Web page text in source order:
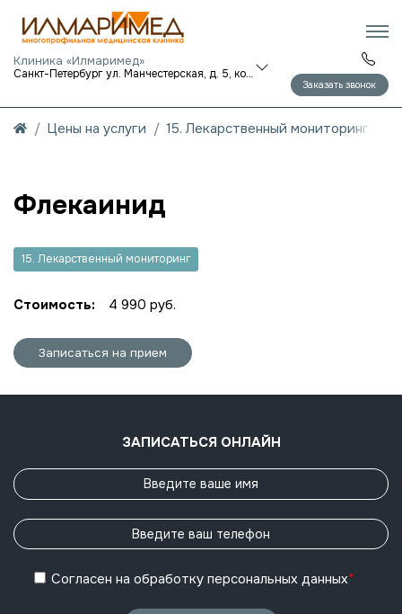
Клиника «Илмаримед»
Санкт-Петербург ул. Манчестерская, д. 5, корп. 1
Заказать звонок
Цены на услуги 15. Лекарственный мониторинг
Флекаинид
15. Лекарственный мониторинг
Стоимость: 4 990 руб.
Записаться на прием
ЗАПИСАТЬСЯ ОНЛАЙН
Согласен на обработку персональных данных*